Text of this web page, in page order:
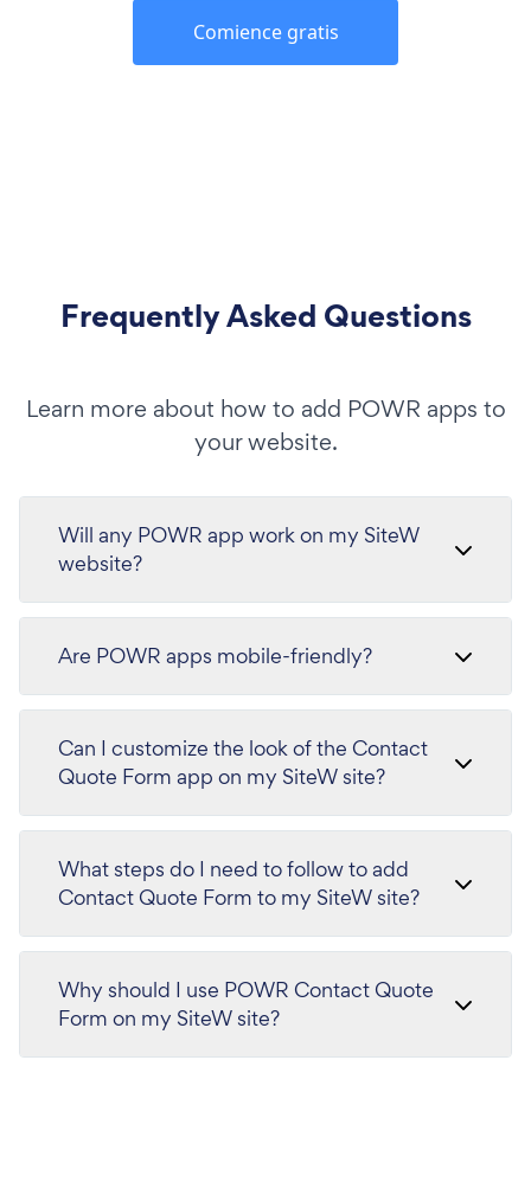
Comience gratis
Frequently Asked Questions
Learn more about how to add POWR apps to
your website.
Will any POWR app work on my SiteW
website?
Are POWR apps mobile-friendly?
Can I customize the look of the Contact
Quote Form app on my SiteW site?
What steps do I need to follow to add
Contact Quote Form to my SiteW site?
Why should I use POWR Contact Quote
Form on my SiteW site?